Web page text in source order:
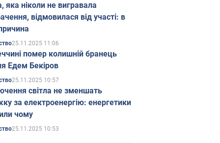
яка ніколи не вигравала
відмовилася від участі: в
25.11.2025 11:06
помер колишній бранець
Едем Бекіров
25.11.2025 10:57
світла не зменшать
за електроенергію: енергетики
чому
25.11.2025 10:53